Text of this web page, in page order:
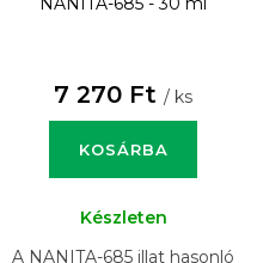
7 270 Ft / ks
KOSÁRBA
Készleten
A NANITA-685 illat hasonló